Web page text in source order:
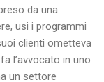
da una
usi i programmi
clienti ometteva
l’avvocato in uno
un settore